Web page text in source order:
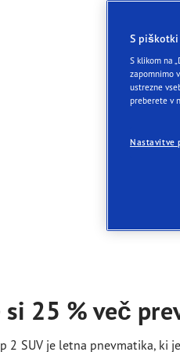
25 % več
2 SUV je letna pnevmatika,
S
S klikom na
zapomnimo
ustrezne
preberete v
Nastavitve